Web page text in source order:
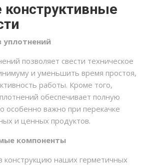
уплотнений
позволяет свести техническое
и уменьшить время простоя,
работы. Кроме того,
обеспечивает полную
особенно важно при перекачке
и ценных продуктов.
компоненты
конструкцию наших герметичных